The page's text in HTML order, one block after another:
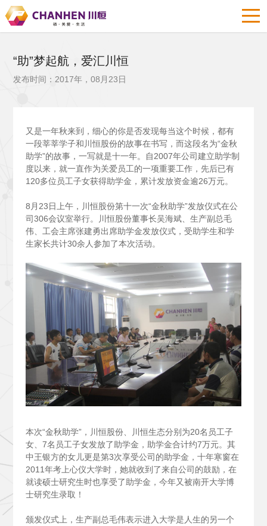
“助”梦起航，爱汇川恒
发布时间：2017年，08月23日
又是一年秋来到，细心的你是否发现每当这个时候，都有
一段莘莘学子和川恒股份的故事在书写，而这段名为“金秋
助学”的故事，一写就是十一年。自2007年公司建立助学制
度以来，就一直作为关爱员工的一项重要工作，先后已有
120多位员工子女获得助学金，累计发放资金逾26万元。
8 月23日上午，川恒股份第十一次“金秋助学”发放仪式在公
司306会议室举行。川恒股份董事长吴海斌、生产副总毛
伟、工会主席张建勇出席助学金发放仪式，受助学生和学
生家长共计30余人参加了本次活动。
本次“金秋助学”，川恒股份、川恒生态分别为20名员工子
女、7名员工子女发放了助学金，助学金合计约7万元。其
中王银方的女儿更是第3次享受公司的助学金，十年寒窗在
2011年考上心仪大学时，她就收到了来自公司的鼓励，在
就读硕士研究生时也享受了助学金，今年又被南开大学博
士研究生录取！
颁发仪式上，生产副总毛伟表示进入大学是人生的另一个